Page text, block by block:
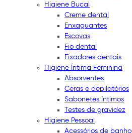
Higiene Bucal
Creme dental
Enxaguantes
Escovas
Fio dental
Fixadores dentais
Higiene Íntima Feminina
Absorventes
Ceras e depilatórios
Sabonetes íntimos
Testes de gravidez
Higiene Pessoal
Acessórios de banho